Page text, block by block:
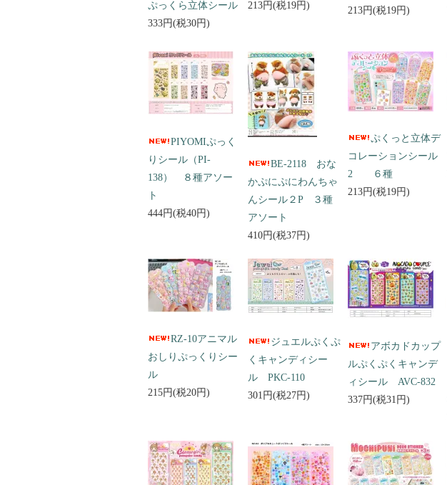
ぷっくら立体シール
333円(税30円)
213円(税19円)
213円(税19円)
PIYOMIぷっく
りシール（PI-
138） ８種アソー
ト
444円(税40円)
BE-2118 おな
かぷにぷにわんちゃ
んシール２P ３種
アソート
410円(税37円)
ぷくっと立体デ
コレーションシール
2 ６種
213円(税19円)
RZ-10アニマル
おしりぷっくりシー
ル
215円(税20円)
ジュエルぷくぷ
くキャンディシー
ル PKC-110
301円(税27円)
アボカドカップ
ルぷくぷくキャンデ
ィシール AVC-832
337円(税31円)